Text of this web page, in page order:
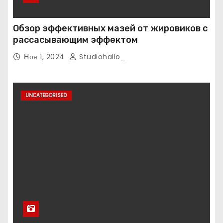
Обзор эффективных мазей от жировиков с
рассасывающим эффектом
Ноя 1, 2024 Studiohallo_
UNCATEGORISED